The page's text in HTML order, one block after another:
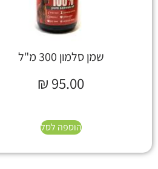
שמן סלמון 300 מ"ל
₪ 95.00
הוספה לסל